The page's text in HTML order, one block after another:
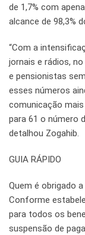
de 1,7% com
alcance de 98,3%
“Com a
jornais e rádios,
e pensionistas
esses números
comunicação mais
para 61 o número
detalhou Zogahib.
GUIA RÁPIDO
Quem é obrigado
Conforme
para todos os
suspensão de